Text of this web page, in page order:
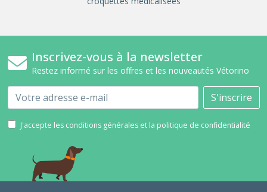
Inscrivez-vous à la newsletter
Restez informé sur les offres et les nouveautés Vétorino
Email S'inscrire
J'accepte les conditions générales et la politique de confidentialité